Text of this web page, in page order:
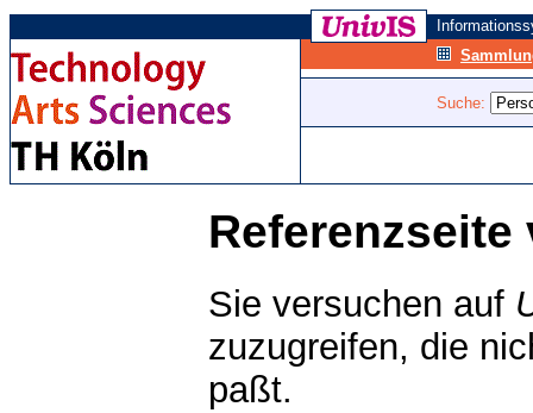
Suche:
Referenzseite
Sie versuchen auf
zuzugreifen, die
paßt.